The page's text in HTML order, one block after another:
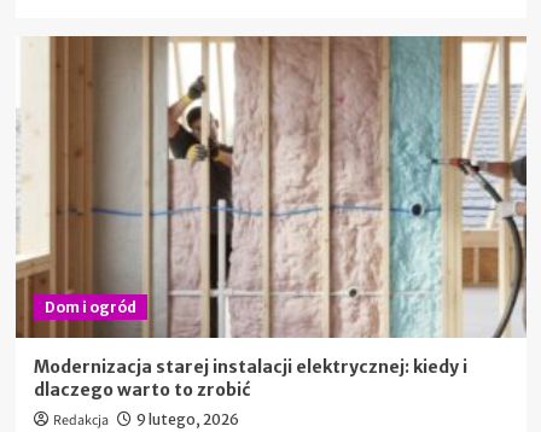
Dom i ogród
Modernizacja starej instalacji elektrycznej: kiedy i
dlaczego warto to zrobić
Redakcja 9 lutego, 2026